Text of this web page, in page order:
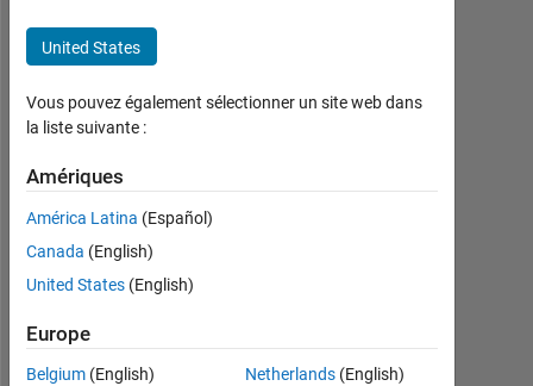
Gautam
Vallabha
MathWorks
depuis
2011
Followers:
0
United States
Vous pouvez également sélectionner un site web dans
la liste suivante :
Amériques
América Latina (Español)
Canada (English)
United States (English)
Europe
Belgium (English)
Netherlands(English)